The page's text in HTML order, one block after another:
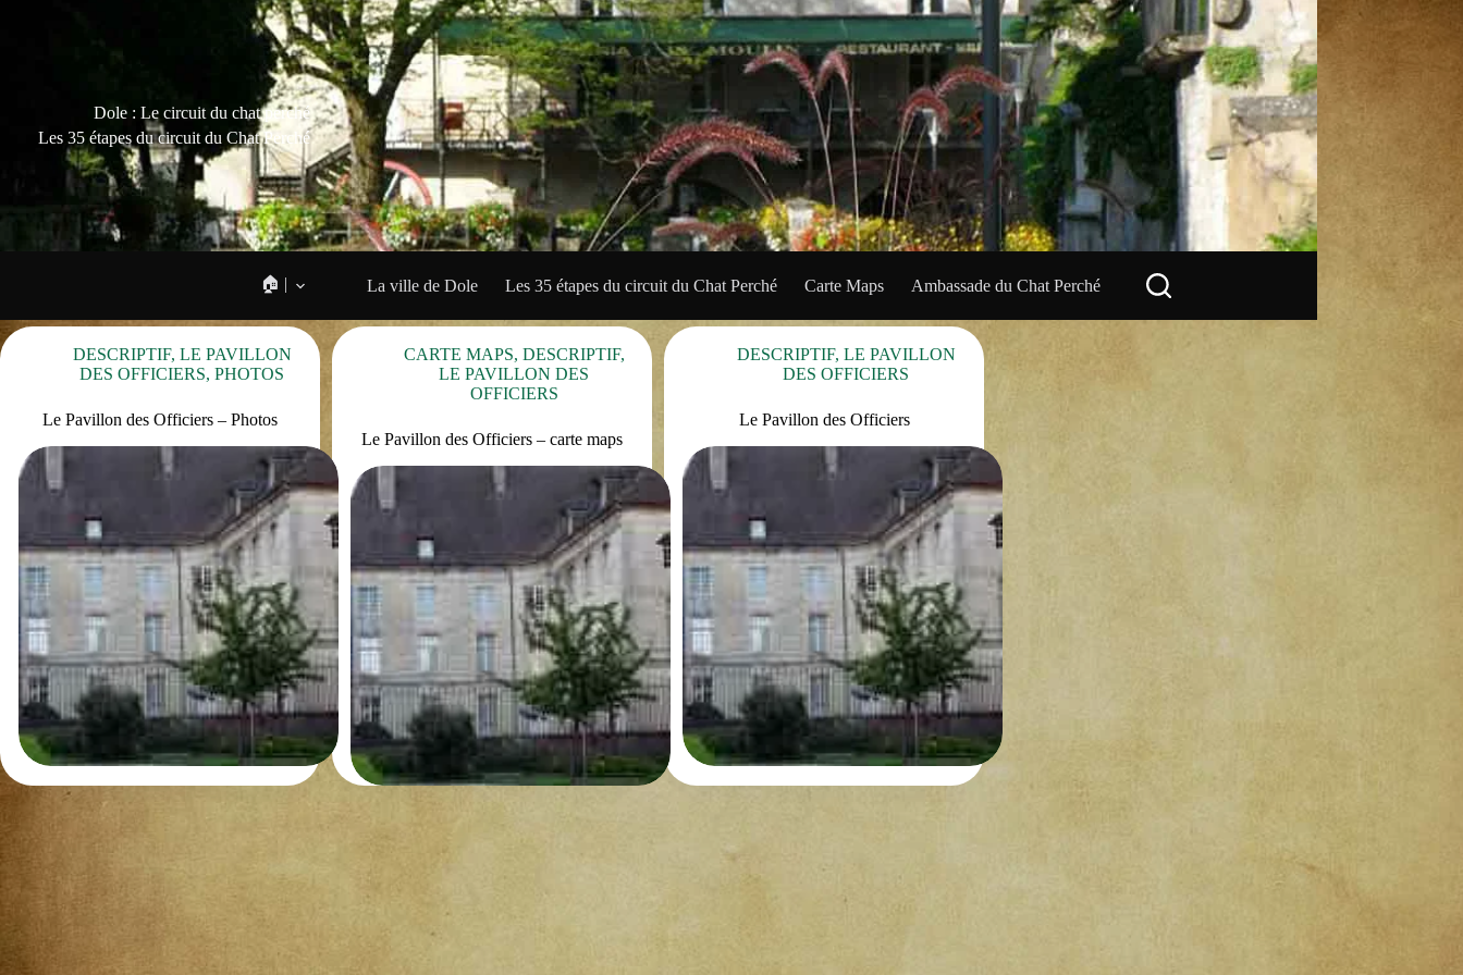
Dole : Le circuit du chat perché
Les 35 étapes du circuit du Chat Perché
🏠 | La ville de Dole Les 35 étapes du circuit du Chat Perché Carte Maps Ambassade du Chat Perché
DESCRIPTIF, LE PAVILLON
DES OFFICIERS,PHOTOS
Le Pavillon des Officiers – Photos
CARTE MAPS, DESCRIPTIF,
LE PAVILLON DES
OFFICIERS
Le Pavillon des Officiers – carte maps
DESCRIPTIF, LE PAVILLON
DES OFFICIERS
Le Pavillon des Officiers